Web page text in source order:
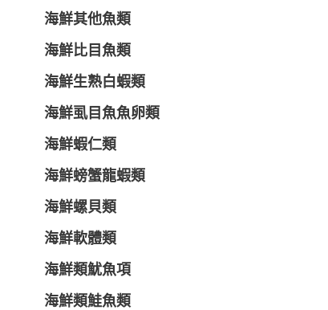
海鮮其他魚類
海鮮比目魚類
海鮮生熟白蝦類
海鮮虱目魚魚卵類
海鮮蝦仁類
海鮮螃蟹龍蝦類
海鮮螺貝類
海鮮軟體類
海鮮類魷魚項
海鮮類鮭魚類